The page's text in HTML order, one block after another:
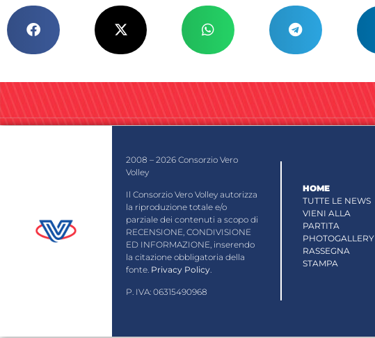
2008 – 2026 Consorzio Vero
Volley
Il Consorzio Vero Volley autorizza
la riproduzione totale e/o
parziale dei contenuti a scopo di
RECENSIONE, CONDIVISIONE
ED INFORMAZIONE, inserendo
la citazione obbligatoria della
fonte. Privacy Policy
P. IVA: 06315490968
HOME
TUTTE LE NEWS
VIENI ALLA
PARTITA
PHOTOGALLERY
RASSEGNA
STAMPA